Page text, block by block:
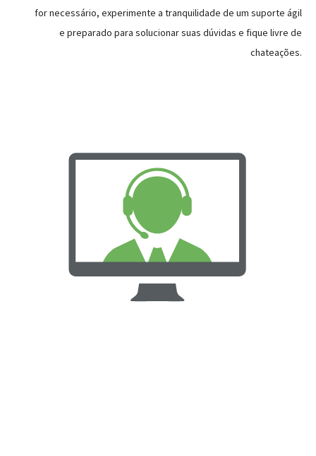
for necessário, experimente a tranquilidade de um suporte ágil
e preparado para solucionar suas dúvidas e fique livre de
chateações.